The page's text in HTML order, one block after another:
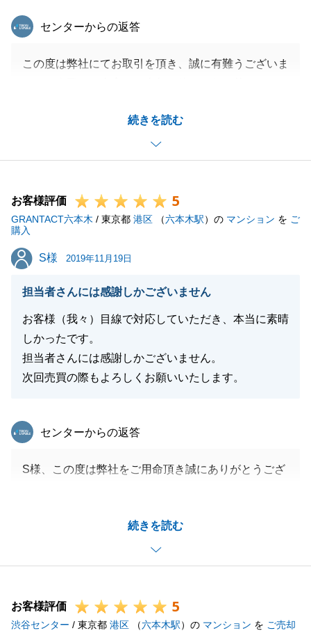
続きを読む
東急リバブル
センターからの返答
この度は弊社にてお取引を頂き、誠に有難うございま
おかげで、スムーズに購入・売却を進めることができ
たと思っております。今後不動産に絡むご相談がござ
いましたら、いつでもお力になりますので、お気軽に
この度は有難うございました。
お客様評価 5
GRANTACT六本木 / 東京都 港区 （六本木駅）の マンション を ご
購入
S様
S様 2019年11月19日
担当者さんには感謝しかございません
お客様（我々）目線で対応していただき、本当に素晴
しかったです。
担当者さんには感謝しかございません。
次回売買の際もよろしくお願いいたします。
続きを読む
東急リバブル
センターからの返答
S様、この度は弊社をご用命頂き誠にありがとうござ
ーディーに取りまとめができました。
今後も数ある不動産の中から市場分析をさせて頂き優
良情報をご紹介させて頂きます。
お客様評価 5
渋谷センター / 東京都 港区 （六本木駅）の マンション を ご売却